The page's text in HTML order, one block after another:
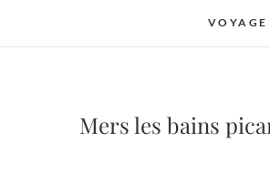
VOYAGE
Mers les bains